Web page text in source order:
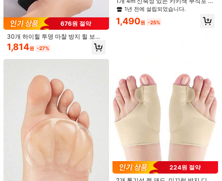
투명 PU 보이지 않는 힐 마찰 방지 패
드, 자가 접착식 물집 보호 힐 쿠션, 하
이힐 신발 헐거운 핏 미끄럼 방지 스티
1,264
2/4/6쌍 힐 패드: 유니섹스 힐 미끄럼
방지 패드 - 힐 쿠션 패드, 신발 인솔,
큰 신발 문제 해결 - 초 진정 힐 보호
패드, 힐 통증, 힐 미끄러짐, 물집 및 마
찰 완화
1,950 원 -28%
676원 절약
30개 하이힐 투명 마찰 방지 힐 보호
대, 랜덤 색상
1,814원 -27%
착식 마모 방지 테이프, 남녀 모두에게
방지하기 위한 야외, 스포츠, 여행, 가
1년 전에 설립되었습니다.
1,490원 -25%
224원 절약